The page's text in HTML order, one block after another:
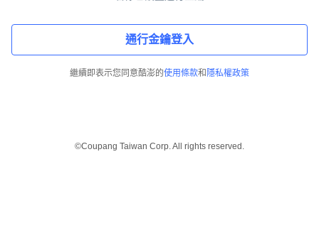
通行金鑰登入
繼續即表示您同意酷澎的使用條款和 隱私權政策
©Coupang Taiwan Corp. All rights reserved.